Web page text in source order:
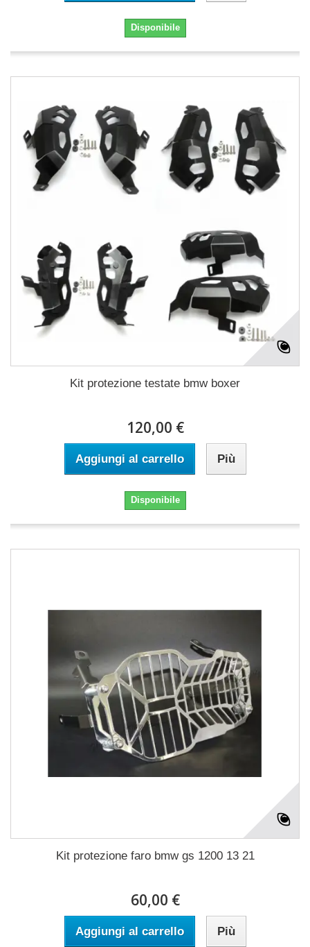
Disponibile
Kit protezione testate bmw boxer
120,00 €
Aggiungi al carrello Più
Disponibile
Kit protezione faro bmw gs 1200 13 21
60,00 €
Aggiungi al carrello Più